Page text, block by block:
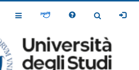
Toggle
Toggle